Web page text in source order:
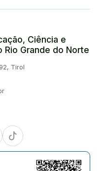
Ciência e
Rio Grande do Norte
Tirol
TikTok